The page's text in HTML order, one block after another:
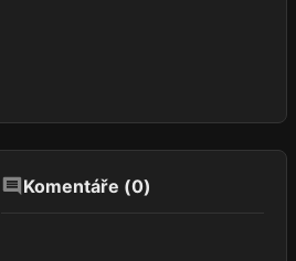
Komentáře (0)